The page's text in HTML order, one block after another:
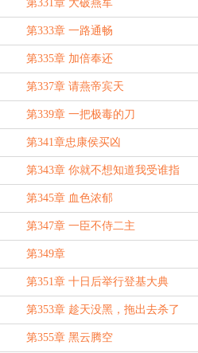
第331章 大破燕军
第333章 一路通畅
第335章 加倍奉还
第337章 请燕帝宾天
第339章 一把极毒的刀
第341章忠康侯买凶
第343章 你就不想知道我受谁指
使？
第345章 血色浓郁
第347章 一臣不侍二主
第349章
第351章 十日后举行登基大典
第353章 趁天没黑，拖出去杀了
第355章 黑云腾空